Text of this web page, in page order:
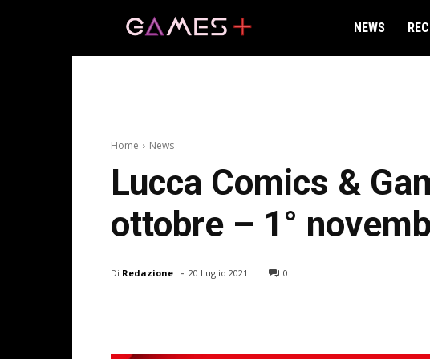
NEWS
Home News
Lucca Comics &
ottobre – 1°
Di Redazione - 20 Luglio 2021 0